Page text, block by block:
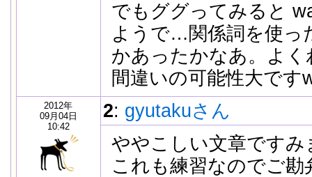
でもググってみると
ようで…関係詞を使っ
かあったかなあ。よ
間違いの可能性大です
2012年
09月04日
10:42
2: gyutakuさん
ややこしい文章ですみ
これも練習なのでご勘